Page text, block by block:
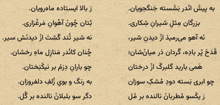
به پیشَ انْدر نِشَسته جَنگجویان.
ز بالا ایستاده ماه‌رویان.
بزرگان مِثلِ شیرانِ شِکاری.
بُتان چُونْ آهُوانِ مَرغْزاری.
نَه آهو می‌رمیدَ ازْ دیدنِ شیر،
نه شیر تُند گَشتَ ازْ دیدنَش سیر.
قَدَحْ پُر بادِه، گَردان دَر میانْ‌شان؛
چُنان کانْدر مَنازِل ماهِ رخشان.
هَمی بارید گلبرگَ ازْ درختان
چو بارانِ دِرَمْ بر نیکْبَختان.
چو ابری بَسته دودِ مُشکِ سوزان
به رنگ و بویِ زُلفِ دلفروزان.
ز یکْسو مُطربانْ نالنده بر مُل
دگر سو بلبلانْ نالنده بر گُل.